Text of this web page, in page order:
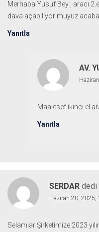
Merhaba Yusuf Bey , aracı
dava açabiliyor muyuz
Yanıtla
AV.
Maalesef ikinci el
Yanıtla
SERDAR dedi
Haziran 20, 2025,
Selamlar Şirketimize 2023